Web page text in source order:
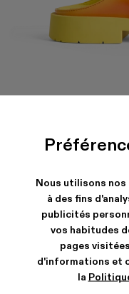
Nous utilisons
à des fins
publicités
vos habitudes
pages
d'informations et
la
extérieure en
EXPÉDITION &
Livraison et retours
Livraison express
CARACTERISTIQUES
ENTRETIEN